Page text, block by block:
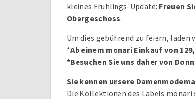
kleines Frühlings-Update: Freuen
Obergeschoss.
Um dies gebührend zu feiern, laden
*Ab einem monari Einkauf von
*Besuchen Sie uns daher von
Sie kennen unsere
Die Kollektionen des Labels monari